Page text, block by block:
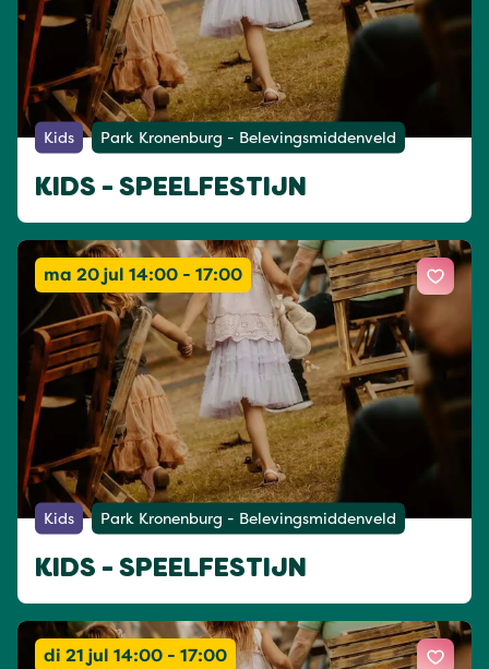
Kids Park Kronenburg - Belevingsmiddenveld
KIDS - SPEELFESTIJN
ma 20 jul 14:00 - 17:00
Kids Park Kronenburg - Belevingsmiddenveld
KIDS - SPEELFESTIJN
di 21 jul 14:00 - 17:00